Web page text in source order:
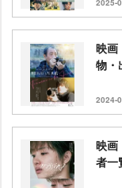
2025-
映画
物・
2024-
映画
者一